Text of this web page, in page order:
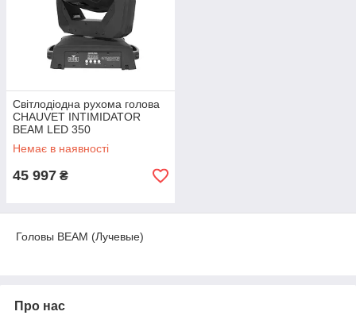
Світлодіодна рухома голова
CHAUVET INTIMIDATOR
BEAM LED 350
Немає в наявності
45 997 ₴
Головы BEAM (Лучевые)
Про нас